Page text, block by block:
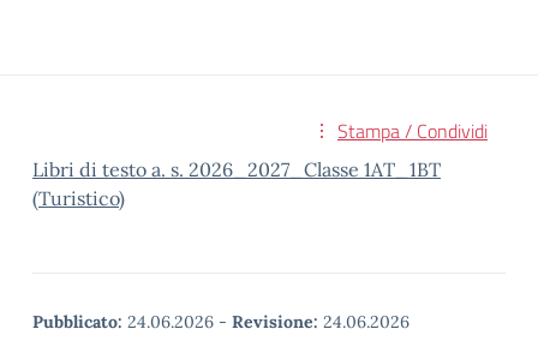
Stampa / Condividi
Libri di testo a. s. 2026_2027_Classe 1AT_1BT
(Turistico)
Pubblicato: 24.06.2026 - Revisione: 24.06.2026